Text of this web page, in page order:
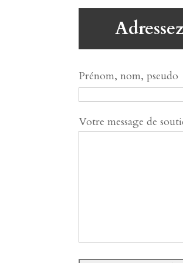
Prénom, nom, pseudo
Votre message de